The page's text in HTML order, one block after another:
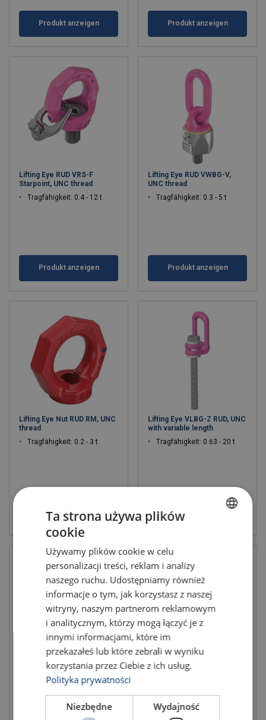
Produkt anzeigen Produkt anzeigen
Lifting Eye RUD VRS-F
Starpoint, UNC thread
Tragfähigkeit: 0.4 - 12 t
Produkt anzeigen
Lifting Eye RUD VWBG-V,
UNC thread
Tragfähigkeit: 0.3 - 5 t
Produkt anzeigen
Lifting Eye Nut RUD RM, UNC
thread
Tragfähigkeit: 0.2 - 3 t
Produkt anzeigen
Lifting Eye VLBG-Z RUD, UNC
with variable length
Tragfähigkeit: 0.63 - 20 t
Produkt anzeigen
Lifting Eye Starpoint VRS-F
with variable length
Tragfähigkeit: 0.4 - 4.5
RUD INOX-STAR Lifting Eye
ENGLISH TRANSLATION
Ta strona używa plików
cookie
Używamy plików cookie w celu
personalizacji treści, reklam i analizy
naszego ruchu. Udostępniamy również
informacje o tym, jak korzystasz z naszej
witryny, naszym partnerom reklamowym
i analitycznym, którzy mogą łączyć je z
innymi informacjami, które im
przekazałeś lub które zebrali w wyniku
korzystania przez Ciebie z ich usług.
Polityka prywatności
Niezbędne Wydajność